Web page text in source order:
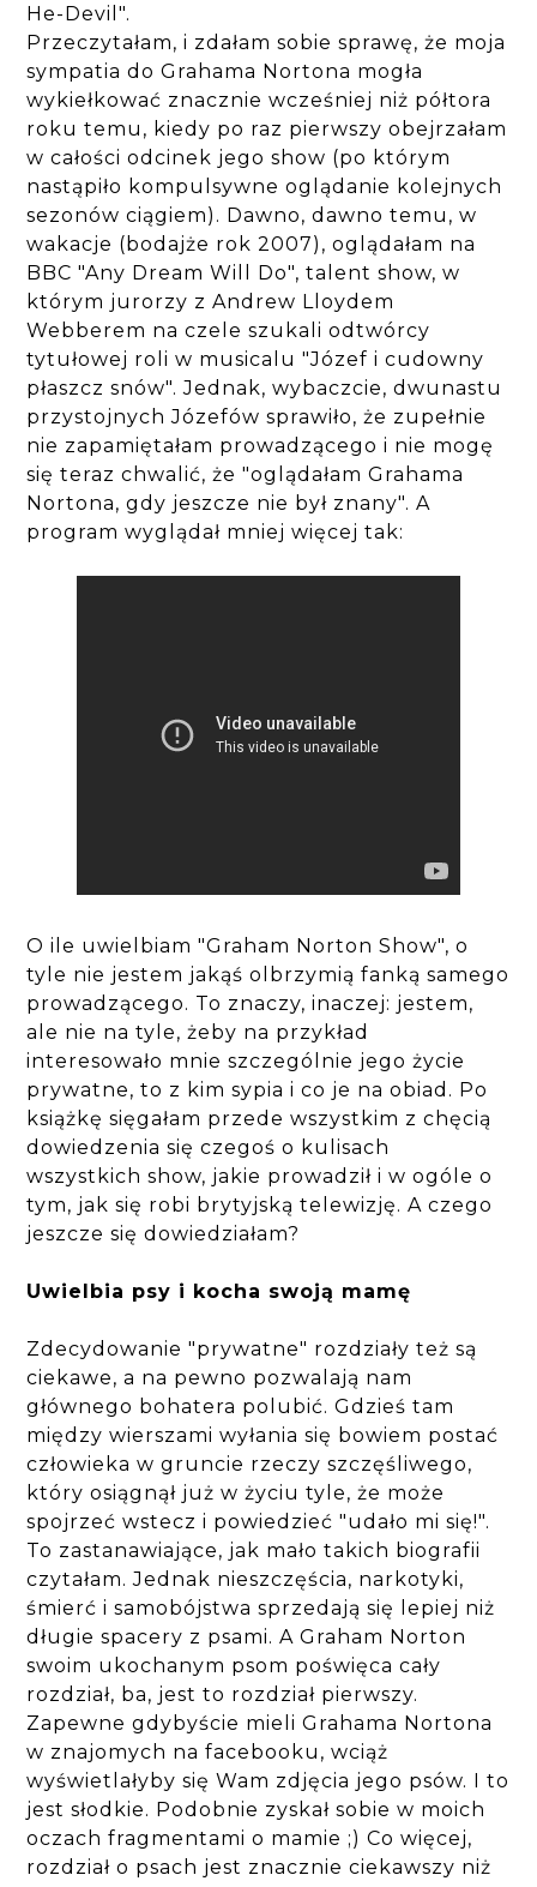
He-Devil".
Przeczytałam, i zdałam sobie sprawę, że moja
sympatia do Grahama Nortona mogła
wykiełkować znacznie wcześniej niż półtora
roku temu, kiedy po raz pierwszy obejrzałam
w całości odcinek jego show (po którym
nastąpiło kompulsywne oglądanie kolejnych
sezonów ciągiem). Dawno, dawno temu, w
wakacje (bodajże rok 2007), oglądałam na
BBC "Any Dream Will Do", talent show, w
którym jurorzy z Andrew Lloydem
Webberem na czele szukali odtwórcy
tytułowej roli w musicalu "Józef i cudowny
płaszcz snów". Jednak, wybaczcie, dwunastu
przystojnych Józefów sprawiło, że zupełnie
nie zapamiętałam prowadzącego i nie mogę
się teraz chwalić, że "oglądałam Grahama
Nortona, gdy jeszcze nie był znany". A
program wyglądał mniej więcej tak:
O ile uwielbiam "Graham Norton Show", o
tyle nie jestem jakąś olbrzymią fanką samego
prowadzącego. To znaczy, inaczej: jestem,
ale nie na tyle, żeby na przykład
interesowało mnie szczególnie jego życie
prywatne, to z kim sypia i co je na obiad. Po
książkę sięgałam przede wszystkim z chęcią
dowiedzenia się czegoś o kulisach
wszystkich show, jakie prowadził i w ogóle o
tym, jak się robi brytyjską telewizję. A czego
jeszcze się dowiedziałam?
Uwielbia psy i kocha swoją mamę
Zdecydowanie "prywatne" rozdziały też są
ciekawe, a na pewno pozwalają nam
głównego bohatera polubić. Gdzieś tam
między wierszami wyłania się bowiem postać
człowieka w gruncie rzeczy szczęśliwego,
który osiągnął już w życiu tyle, że może
spojrzeć wstecz i powiedzieć "udało mi się!".
To zastanawiające, jak mało takich biografii
czytałam. Jednak nieszczęścia, narkotyki,
śmierć i samobójstwa sprzedają się lepiej niż
długie spacery z psami. A Graham Norton
swoim ukochanym psom poświęca cały
rozdział, ba, jest to rozdział pierwszy.
Zapewne gdybyście mieli Grahama Nortona
w znajomych na facebooku, wciąż
wyświetlałyby się Wam zdjęcia jego psów. I to
jest słodkie. Podobnie zyskał sobie w moich
oczach fragmentami o mamie ;) Co więcej,
rozdział o psach jest znacznie ciekawszy niż